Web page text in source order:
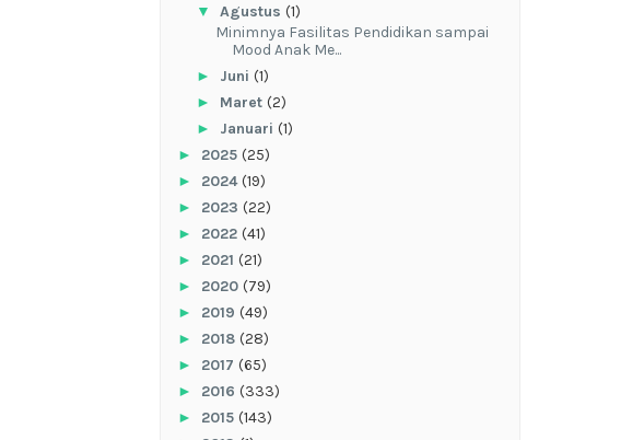
▼ Agustus (1)
‎Minimnya Fasilitas Pendidikan sampai
Mood Anak Me...
► Juni (1)
► Maret (2)
► Januari (1)
► 2025 (25)
► 2024(19)
► 2023 (22)
► 2022 (41)
► 2021 (21)
► 2020 (79)
► 2019 (49)
► 2018 (28)
► 2017 (65)
► 2016 (333)
► 2015 (143)